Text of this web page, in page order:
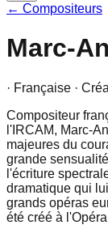
← Compositeurs
Marc-
· Française ·
Compositeur
l'IRCAM, Marc-
majeures du
grande
l'écriture
dramatique qui
grands opéras
été créé à